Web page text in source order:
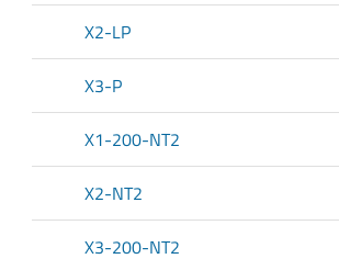
X2-LP
X3-P
X1-200-NT2
X2-NT2
X3-200-NT2